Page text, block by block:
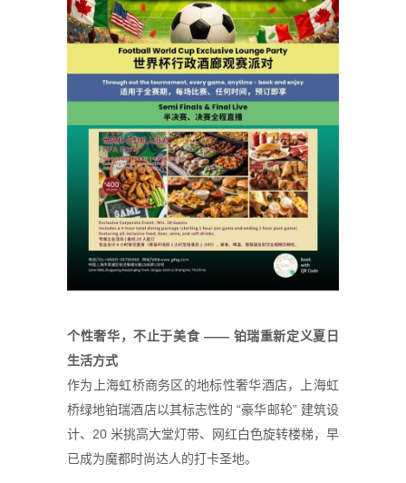
个性奢华，不止于美食 —— 铂瑞重新定义夏日
生活方式
作为上海虹桥商务区的地标性奢华酒店，上海虹
桥绿地铂瑞酒店以其标志性的 “豪华邮轮” 建筑设
计、20 米挑高大堂灯带、网红白色旋转楼梯，早
已成为魔都时尚达人的打卡圣地。